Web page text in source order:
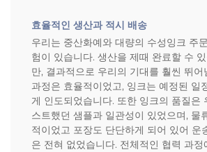
효율적인 생산과 적시 배송
우리는 중산화예와 대량의 수성잉크 주
험이 있습니다. 생산을 제때 완료할 수
만, 결과적으로 우리의 기대를 훨씬 뛰
과정은 효율적이었고, 잉크는 예정된 일
게 인도되었습니다. 또한 잉크의 품질은
스트했던 샘플과 일관성이 있었으며, 물
적이었고 포장도 단단하게 되어 있어 운
은 전혀 없었습니다. 전체적인 협력 과정